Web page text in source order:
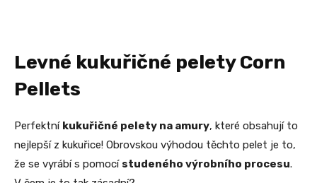
Levné kukuřičné pelety Corn
Pellets
Perfektní kukuřičné pelety na amury, které obsahují to
nejlepší z kukuřice! Obrovskou výhodou těchto pelet je to,
že se vyrábí s pomocí studeného výrobního procesu.